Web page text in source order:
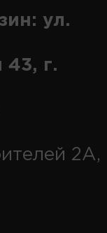
ул.
43, г.
2А,